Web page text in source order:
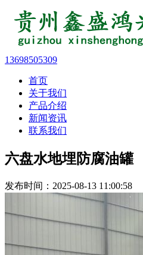
13698505309
首页
关于我们
产品介绍
新闻资讯
联系我们
六盘水地埋防腐油罐
发布时间：2025-08-13 11:00:58